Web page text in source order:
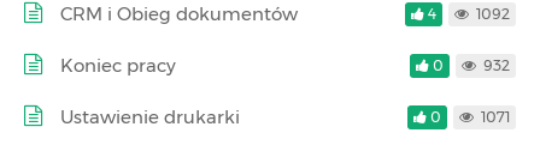
CRM i Obieg dokumentów 4 1092
Koniec pracy 0 932
Ustawienie drukarki 0 1071